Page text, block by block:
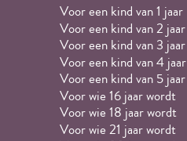
Voor een kind van 1 jaar
Voor een kind van 2 jaar
Voor een kind van 3 jaar
Voor een kind van 4 jaar
Voor een kind van 5 jaar
Voor wie 16 jaar wordt
Voor wie 18 jaar wordt
Voor wie 21 jaar wordt